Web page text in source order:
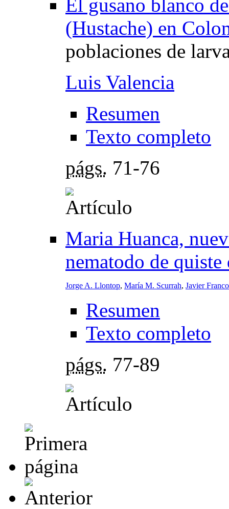
El gusano blanco
(Hustache) en
poblaciones de
Luis Valencia
Resumen
Texto completo
págs. 71-76
Maria Huanca,
nematodo de
Jorge A. Llontop, María M. Scurrah, Javier Franco
Resumen
Texto completo
págs. 77-89